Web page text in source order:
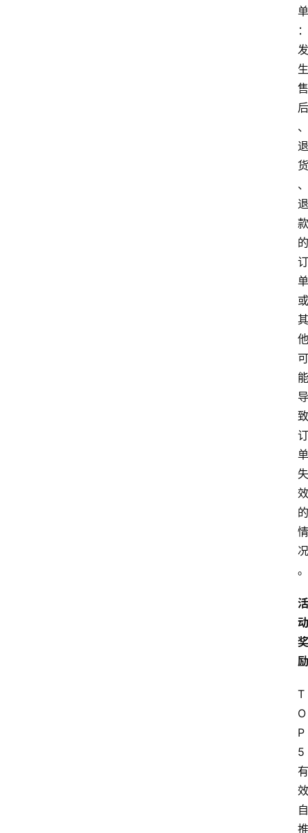
单
：
发
生
售
后
、
退
货
、
退
款
的
订
单
或
其
他
可
能
导
致
订
单
失
效
的
情
况
。
活
动
奖
励
T
O
P
5
有
效
自
推